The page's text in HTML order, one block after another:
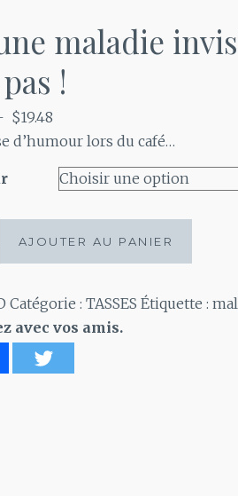
maladie
!
$19.48
de
prix :
$18.41
$19.48
d’humour lors du café…
AJOUTER AU PANIER
Catégorie : TASSES Étiquette :
avec vos amis.